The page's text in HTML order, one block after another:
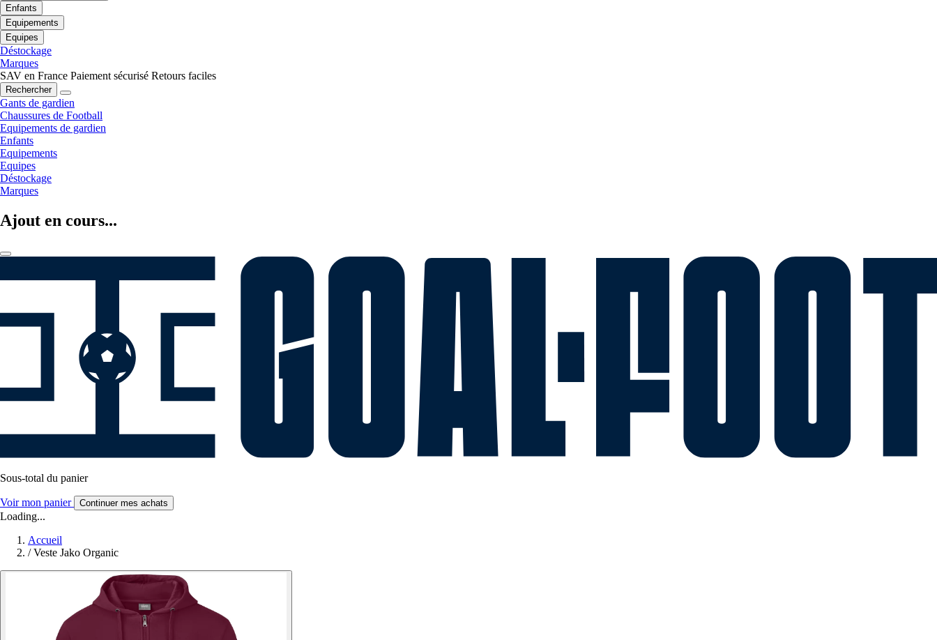
Enfants
Equipements
Equipes
Déstockage
Marques
SAV en France Paiement sécurisé Retours faciles
Rechercher
Gants de gardien
Chaussures de Football
Equipements de gardien
Enfants
Equipements
Equipes
Déstockage
Marques
Ajout en cours...
Sous-total du panier
Voir mon panier Continuer mes achats
Loading...
Accueil
/ Veste Jako Organic